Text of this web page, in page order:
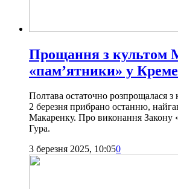
Прощання з культом
«пам’ятники» у
Полтава остаточно розпрощалася
2 березня прибрано останню,
Макаренку. Про виконання Закону
Гура.
3 березня 2025, 10:050